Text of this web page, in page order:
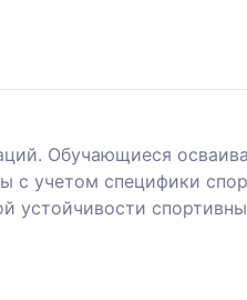
Обучающиеся
с учетом специфики
устойчивости